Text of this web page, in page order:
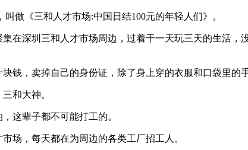
做《三和人才市场:中国日结100元的年轻人们》。
在深圳三和人才市场周边，过着干一天玩三天的生活
钱，卖掉自己的身份证，除了身上穿的衣服和口袋里的
和大神。
这辈子都不可能打工的。
场，每天都在为周边的各类工厂招工人。